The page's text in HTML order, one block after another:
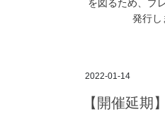
を図るため、プ
発行し
2022-01-14
【開催延期